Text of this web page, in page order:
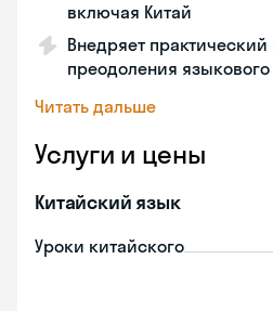
включая Китай
Внедряет
преодоления
Читать дальше
Услуги и цены
Китайский язык
Уроки китайского